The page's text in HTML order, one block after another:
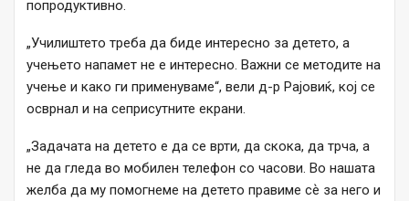
попродуктивно.
„Училиштето треба да биде интересно за детето, а
учењето напамет не е интересно. Важни се методите на
учење и како ги применуваме“, вели д-р Рајовиќ, кој се
осврнал и на сеприсутните екрани.
„Задачата на детето е да се врти, да скока, да трча, а
не да гледа во мобилен телефон со часови. Во нашата
желба да му помогнеме на детето правиме сѐ за него и